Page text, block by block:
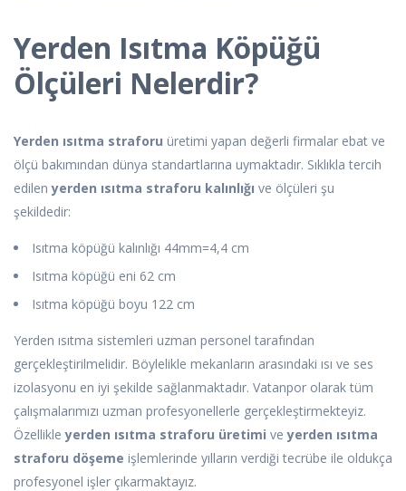
Yerden Isıtma Köpüğü
Ölçüleri Nelerdir?
Yerden ısıtma straforu üretimi yapan değerli firmalar ebat ve
ölçü bakımından dünya standartlarına uymaktadır. Sıklıkla tercih
edilenyerden ısıtma straforu kalınlığı ve ölçüleri şu
şekildedir:
Isıtma köpüğü kalınlığı 44mm=4,4 cm
Isıtma köpüğü eni 62 cm
Isıtma köpüğü boyu 122 cm
Yerden ısıtma sistemleri uzman personel tarafından
gerçekleştirilmelidir. Böylelikle mekanların arasındaki ısı ve ses
izolasyonu en iyi şekilde sağlanmaktadır. Vatanpor olarak tüm
çalışmalarımızı uzman profesyonellerle gerçekleştirmekteyiz.
Özellikleyerden ısıtma straforu üretimi ve yerden ısıtma
straforu döşeme işlemlerinde yılların verdiği tecrübe ile oldukça
profesyonel işler çıkarmaktayız.